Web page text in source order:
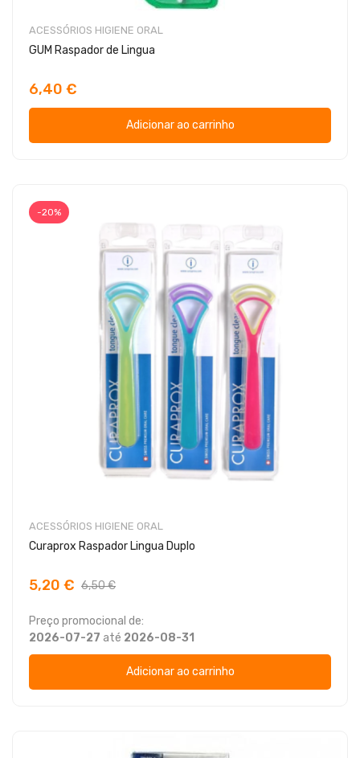
ACESSÓRIOS HIGIENE ORAL
GUM Raspador de Lingua
6,40 €
Adicionar ao carrinho
-20%
ACESSÓRIOS HIGIENE ORAL
Curaprox Raspador Lingua Duplo
5,20 € 6,50 €
Preço promocional de:
2026-07-27 até 2026-08-31
Adicionar ao carrinho